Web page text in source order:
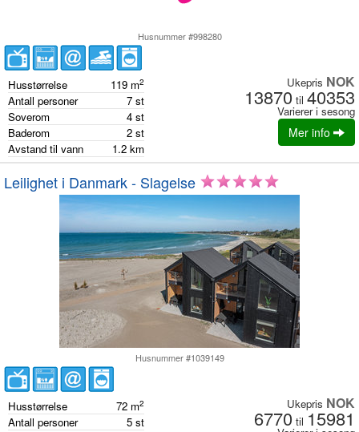
Husnummer #998280
Husstørrelse 119 m2
Antall personer 7 st
Soverom
4 st
Baderom
2 st
Avstand til vann
1.2 km
Ukepris NOK
13870 til 40353
Varierer i sesong
Mer info
Leilighet i Danmark - Slagelse
Husnummer #1039149
Husstørrelse 72 m2
Antall personer 5 st
Ukepris NOK
6770 til 15981